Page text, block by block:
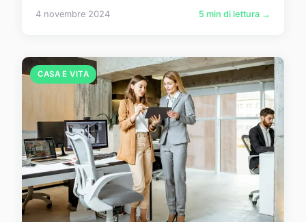
4 novembre 2024 5 min di lettura →
CASA E VITA